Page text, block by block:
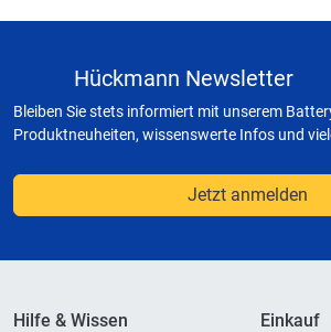
Hückmann Newsletter
Bleiben Sie stets informiert mit unserem
Produktneuheiten, wissenswerte Infos und
Jetzt anmelden
Hilfe & Wissen Einkauf